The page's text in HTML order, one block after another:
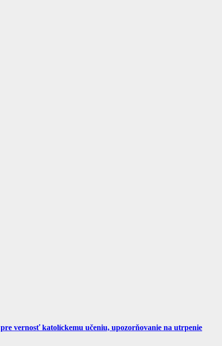
vernosť katolíckemu učeniu, upozorňovanie na utrpenie